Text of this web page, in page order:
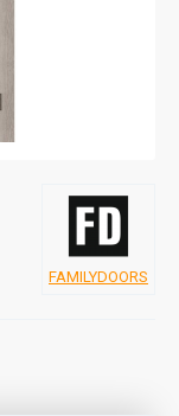
FAMILYDOORS